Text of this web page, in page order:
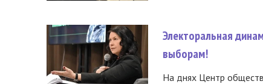
Электоральная
выборам!
На днях Центр